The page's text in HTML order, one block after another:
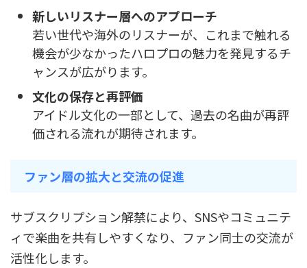
新しいリスナー層へのアプローチ
若い世代や海外のリスナーが、これまで触れる
機会が少なかったハロプロの魅力を発見するチ
ャンスが広がります。
文化の保存と再評価
アイドル文化の一部として、過去の名曲が再評
価される流れが期待されます。
ファン層の拡大と交流の促進
サブスクリプション解禁により、SNSやコミュニテ
ィで楽曲を共有しやすくなり、ファン同士の交流が
活性化します。